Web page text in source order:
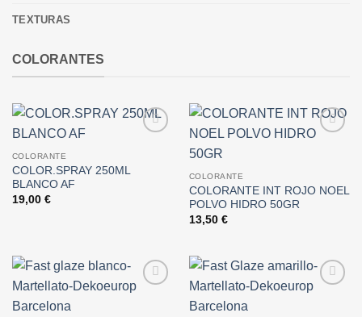
TEXTURAS
COLORANTES
COLORANTE
COLOR.SPRAY 250ML
BLANCO AF
19,00 €
COLORANTE
COLORANTE INT ROJO NOEL
POLVO HIDRO 50GR
13,50 €